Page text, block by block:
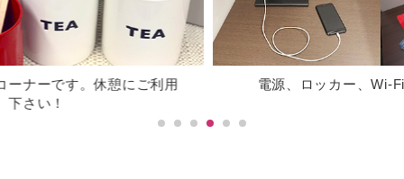
電源、ロッカー、Wi-Fiなど充実の設備